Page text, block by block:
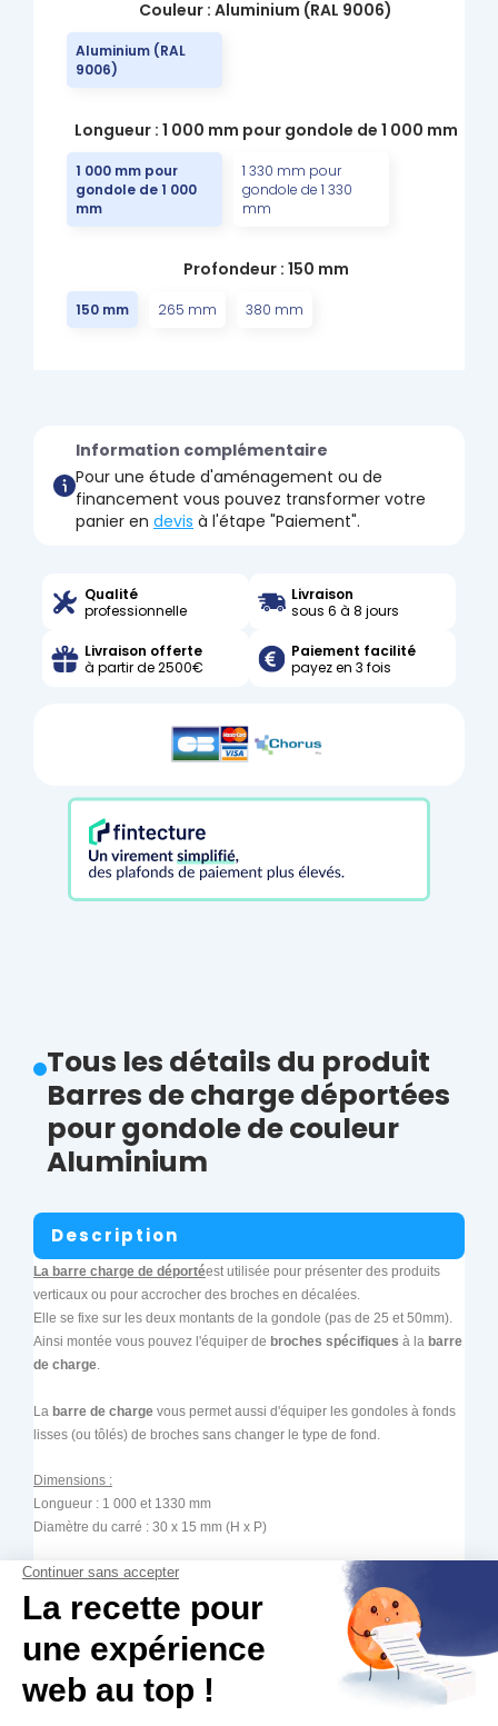
Couleur : Aluminium (RAL 9006)
Aluminium (RAL
9006)
Longueur : 1 000 mm pour gondole de 1 000 mm
1 000 mm pour
gondole de 1 000
mm
1 330 mm pour
gondole de 1 330
mm
Profondeur : 150 mm
150 mm 265 mm 380 mm
Information complémentaire
Pour une étude d'aménagement ou de
financement vous pouvez transformer votre
panier en devis à l'étape "Paiement".
Qualité
professionnelle
Livraison
sous 6 à 8 jours
Livraison offerte
à partir de 2500€
Paiement facilité
payez en 3 fois
Tous les détails du produit
Barres de charge déportées
pour gondole de couleur
Aluminium
Description
La barre charge de déportéest utilisée pour présenter des produits
verticaux ou pour accrocher des broches en décalées.
Elle se fixe sur les deux montants de la gondole (pas de 25 et 50mm).
Ainsi montée vous pouvez l'équiper de broches spécifiques à la barre
de charge.
La barre de charge vous permet aussi d'équiper les gondoles à fonds
lisses (ou tôlés) de broches sans changer le type de fond.
Dimensions :
Longueur : 1 000 et 1330 mm
Diamètre du carré : 30 x 15 mm (H x P)
Caractéristiques techniques :
Finition : Peinture Epoxy
Couleur : Gris Aluminium (9006)
Attention :La barre de charge est compatible avec les montants de
nos gondoles (pas de 25 et 50 mm).